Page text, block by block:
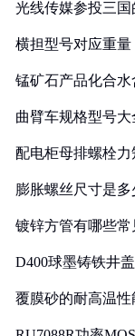
光线传媒参投三
横担型号对应重量
锰矿石产品化合水
曲臂车规格型号大
配电柜母排螺栓
膨胀螺丝尺寸是多
镀锌方管有哪些
D400球墨铸铁井
覆膜砂的耐高温性